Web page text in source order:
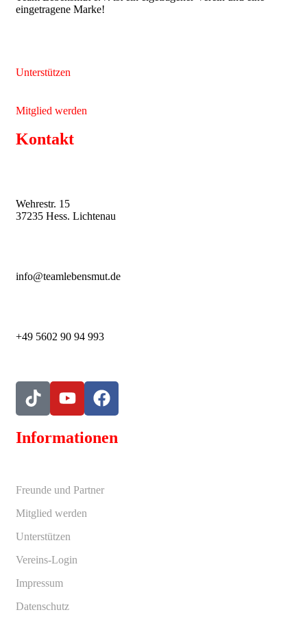
eingetragene Marke!
Unterstützen
Mitglied werden
Kontakt
Wehrestr. 15
37235 Hess. Lichtenau
info@teamlebensmut.de
+49 5602 90 94 993
Informationen
Freunde und Partner
Mitglied werden
Unterstützen
Vereins-Login
Impressum
Datenschutz